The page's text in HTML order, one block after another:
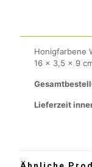
Honigfarbene
16 x 3,5 x 9
Lieferzeit